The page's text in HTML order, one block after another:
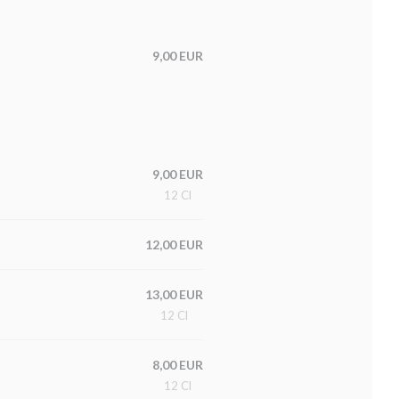
9,00 EUR
9,00 EUR
12 Cl
12,00 EUR
13,00 EUR
12 Cl
8,00 EUR
12 Cl